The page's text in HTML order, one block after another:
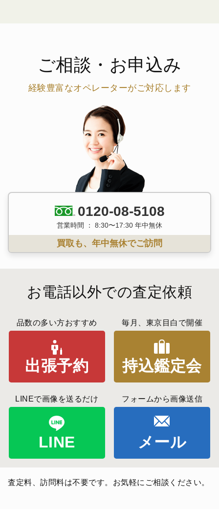
ご相談・お申込み
経験豊富なオペレーターがご対応します
0120-08-5108
営業時間 ： 8:30〜17:30 年中無休
買取も、年中無休でご訪問
お電話以外での査定依頼
品数の多い方おすすめ
出張予約
毎月、東京目白で開催
持込鑑定会
LINEで画像を送るだけ
LINE
フォームから画像送信
メール
査定料、訪問料は不要です。お気軽にご相談ください。